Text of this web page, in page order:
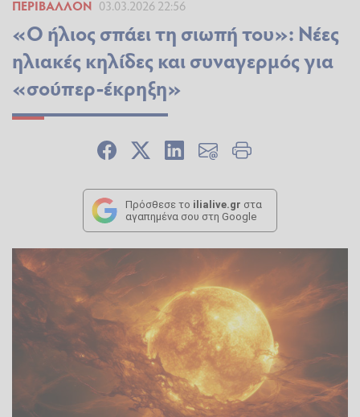
ΠΕΡΙΒΆΛΛΟΝ 03.03.2026 22:56
«Ο ήλιος σπάει τη σιωπή του»: Νέες
ηλιακές κηλίδες και συναγερμός για
«σούπερ-έκρηξη»
Πρόσθεσε το ilialive.gr στα
αγαπημένα σου στη Google